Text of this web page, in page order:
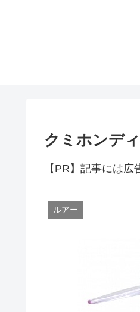
クミホンデ
【PR】記事には
ルアー